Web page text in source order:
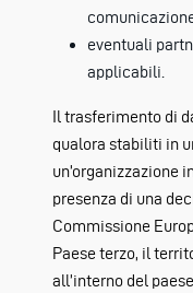
eventuali
applicabili.
Il trasferimento di
qualora stabiliti in
un’organizzazione
presenza di una
Commissione
Paese terzo, il
all’interno del